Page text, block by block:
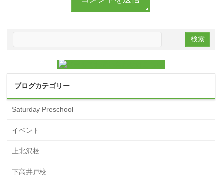
ブログカテゴリー
Saturday Preschool
イベント
上北沢校
下高井戸校